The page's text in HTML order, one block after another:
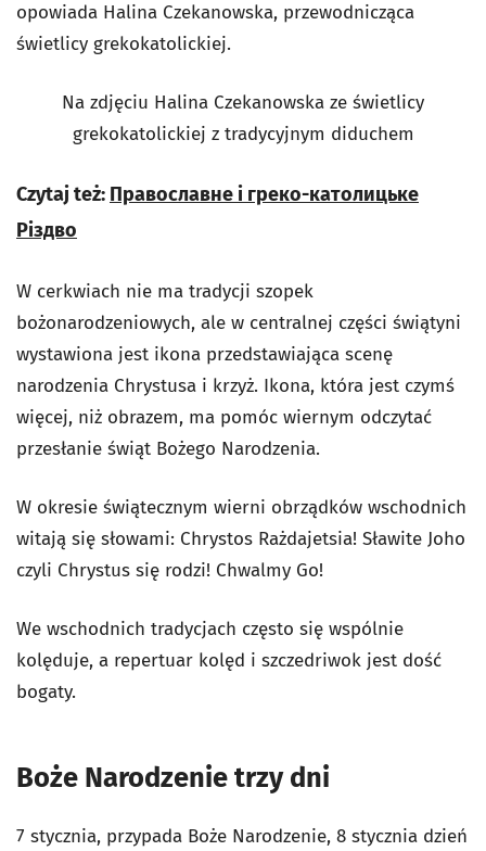
opowiada Halina Czekanowska, przewodnicząca
świetlicy grekokatolickiej.
Na zdjęciu Halina Czekanowska ze świetlicy
grekokatolickiej z tradycyjnym diduchem
Czytaj też: Православне і греко-католицьке
Різдво
W cerkwiach nie ma tradycji szopek
bożonarodzeniowych, ale w centralnej części świątyni
wystawiona jest ikona przedstawiająca scenę
narodzenia Chrystusa i krzyż. Ikona, która jest czymś
więcej, niż obrazem, ma pomóc wiernym odczytać
przesłanie świąt Bożego Narodzenia.
W okresie świątecznym wierni obrządków wschodnich
witają się słowami: Chrystos Rażdajetsia! Sławite Joho
czyli Chrystus się rodzi! Chwalmy Go!
We wschodnich tradycjach często się wspólnie
kolęduje, a repertuar kolęd i szczedriwok jest dość
bogaty.
Boże Narodzenie trzy dni
7 stycznia, przypada Boże Narodzenie, 8 stycznia dzień